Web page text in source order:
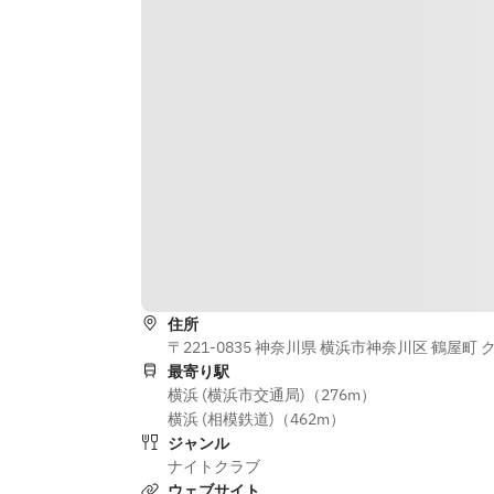
住所
〒221-0835 神奈川県 横浜市神奈川区 鶴屋町
最寄り駅
横浜 (横浜市交通局)（276m）
横浜 (相模鉄道)（462m）
ジャンル
ナイトクラブ